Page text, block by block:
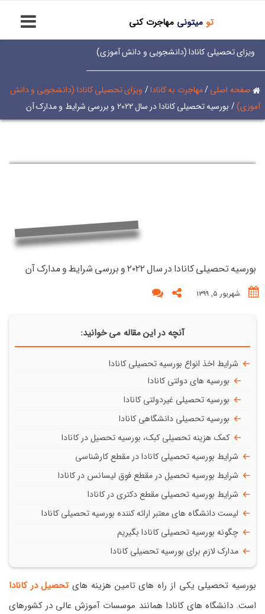
تو میتونی مهاجرت کنی
ویزای تحصیلی کانادا (دانشجویی و دانش آموزی)
صفحه اصلی/مهاجرت به کانادا/ ویزای تحصیلی کانادا (دانشجویی و دانش
آموزی)/ بورسیه تحصیلی کانادا در سال ۲۰۲۲ و بررسی شرایط و مدارک آن
بورسیه تحصیلی کانادا در سال ۲۰۲۲ و بررسی شرایط و مدارک آن
شهریور ۵, ۱۳۹۹
آنچه در این مقاله می خوانید:
شرایط اخذ انواع بورسیه تحصیلی کانادا
بورسیه های دولتی کانادا
بورسیه تحصیلی غیردولتی کانادا
بورسیه‌ تحصیلی دانشگاهی کانادا
کمک هزینه تحصیلی کبک، بورسیه تحصیل در کانادا
شرایط بورسیه تحصیلی کانادا در مقطع کارشناسی
شرایط بورسیه تحصیل در مقطع فوق لیسانس در کانادا
شرایط بورسیه تحصیلی مقطع دکتری در کانادا
لیست دانشگاه های معتبر ارائه کننده بورسیه تحصیلی کانادا
چگونه بورسیه تحصیلی کانادا بگیریم
مدارک لازم برای بورسیه تحصیلی کانادا
بورسیه تحصیلی یکی از راه های تامین هزینه های تحصیل در کانادا
است. دانشگاه های کانادا همانند موسسات آموزش عالی در کشورهای